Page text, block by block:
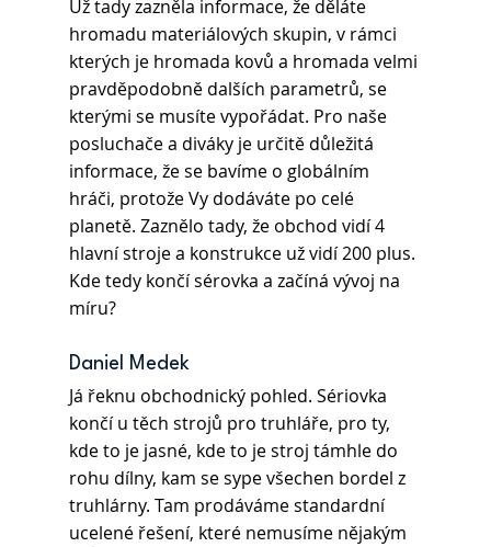
Už tady zazněla informace, že děláte
hromadu materiálových skupin, v rámci
kterých je hromada kovů a hromada velmi
pravděpodobně dalších parametrů, se
kterými se musíte vypořádat. Pro naše
posluchače a diváky je určitě důležitá
informace, že se bavíme o globálním
hráči, protože Vy dodáváte po celé
planetě. Zaznělo tady, že obchod vidí 4
hlavní stroje a konstrukce už vidí 200 plus.
Kde tedy končí sérovka a začíná vývoj na
míru?
Daniel Medek
Já řeknu obchodnický pohled. Sériovka
končí u těch strojů pro truhláře, pro ty,
kde to je jasné, kde to je stroj támhle do
rohu dílny, kam se sype všechen bordel z
truhlárny. Tam prodáváme standardní
ucelené řešení, které nemusíme nějakým